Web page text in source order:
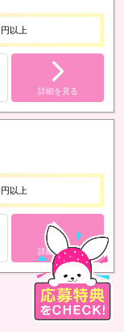
円以上
詳細を見る
円以上
詳細を見る